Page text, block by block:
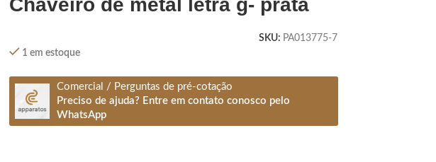
chaveiro de metal letra g- prata
SKU: PA013775-7
1 em estoque
Comercial / Perguntas de pré-cotação
Preciso de ajuda? Entre em contato conosco pelo
WhatsApp